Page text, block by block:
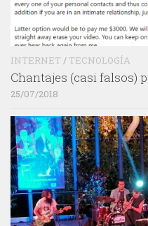
INTERNET / TECNOLOGÍA
Chantajes (casi falsos)
25/07/2018